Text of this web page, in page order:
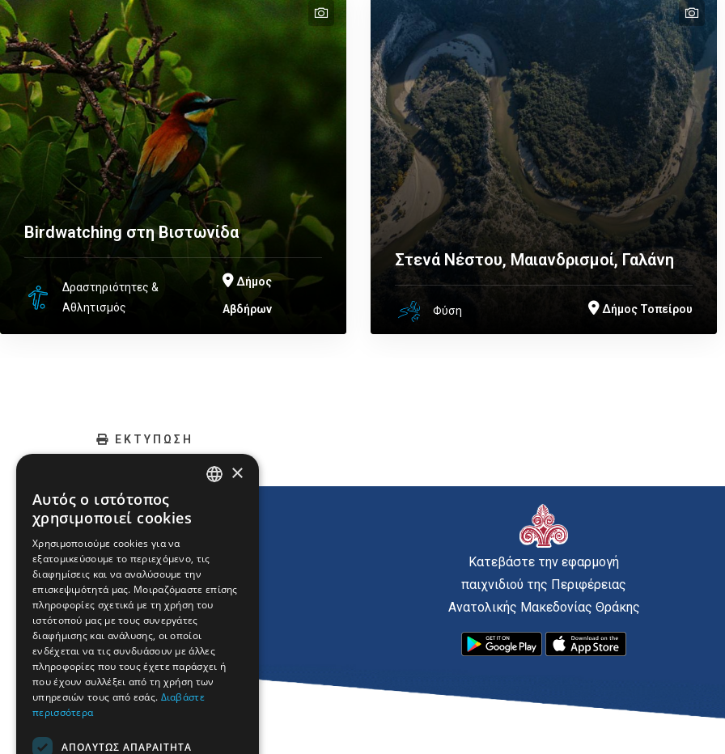
text
Birdwatching στη Βιστωνίδα
Δραστηριότητες &
Αθλητισμός
Δήμος
Αβδήρων
Στενά Νέστου, Μαιανδρισμοί, Γαλάνη
Φύση Δήμος Τοπείρου
ΕΚΤΥΠΩΣΗ
Κατεβάστε την εφαρμογή
παιχνιδιού της Περιφέρειας
Ανατολικής Μακεδονίας Θράκης
FRENCH
BULGARIAN
ROMANIAN
TURKISH
×
Αυτός ο ιστότοπος
χρησιμοποιεί cookies
Χρησιμοποιούμε cookies για να
εξατομικεύσουμε το περιεχόμενο, τις
διαφημίσεις και να αναλύσουμε την
επισκεψιμότητά μας. Μοιραζόμαστε επίσης
πληροφορίες σχετικά με τη χρήση του
ιστότοπού μας με τους συνεργάτες
διαφήμισης και ανάλυσης, οι οποίοι
ενδέχεται να τις συνδυάσουν με άλλες
πληροφορίες που τους έχετε παράσχει ή
που έχουν συλλέξει από τη χρήση των
υπηρεσιών τους από εσάς. Διαβάστε
περισσότερα
ΑΠΟΛΎΤΩΣ ΑΠΑΡΑΊΤΗΤΑ